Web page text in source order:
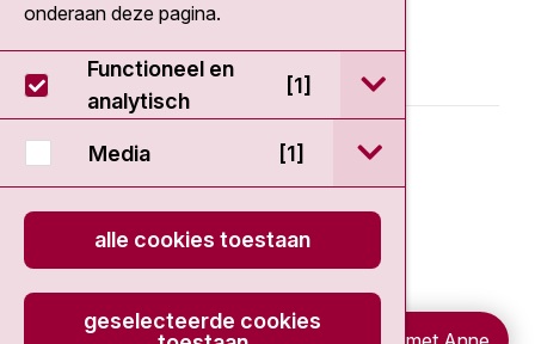
© 2026 - Antoni van Leeuwenhoek
Disclaimer
Cookieverklaring
onderaan deze pagina.
Functioneel en
analytisch
[1] open / sluit
Media [1] open / sluit
alle cookies toestaan
geselecteerde cookies